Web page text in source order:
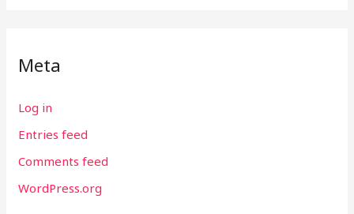
Meta
Log in
Entries feed
Comments feed
WordPress.org